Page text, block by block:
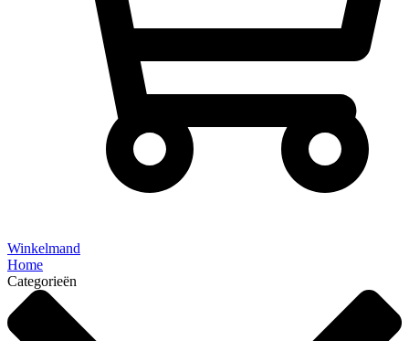
Winkelmand
Home
Categorieën